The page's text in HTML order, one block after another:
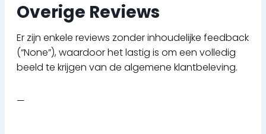
Overige Reviews
Er zijn enkele reviews zonder inhoudelijke feedback
(“None”), waardoor het lastig is om een volledig
beeld te krijgen van de algemene klantbeleving.
—